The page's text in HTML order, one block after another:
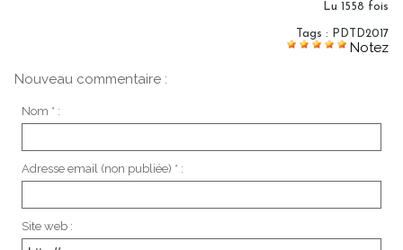
Lu 1558 fois
Tags : PDTD2017
Notez
Nouveau commentaire :
Nom * :
Adresse email (non publiée) * :
Site web :